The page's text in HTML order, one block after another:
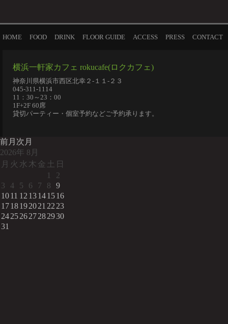
HOME FOOD DRINK FLOOR GUIDE ACCESS PRESS CONTACT
横浜一軒家カフェ rokucafe(ロクカフェ)
神奈川県横浜市西区北幸２-１１-２３
045-311-1114
11：30～23：00
1F+2F 60席
貸切パーティー・個室予約などご予約承ります。
前月 次月
2026年 8月
月 火 水 木 金 土 日
1
2
3
4 5 6 7 8
9
1011 12 13141516
1718192021 22 23
24252627282930
31